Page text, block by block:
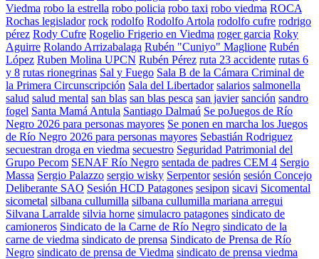
Viedma robo la estrella robo policia robo taxi robo viedma ROCA
Rochas legislador rock rodolfo Rodolfo Artola rodolfo cufre rodrigo
pérez Rody Cufre Rogelio Frigerio en Viedma roger garcia Roky
Aguirre Rolando Arrizabalaga Rubén "Cuniyo" Maglione Rubén
López Ruben Molina UPCN Rubén Pérez ruta 23 accidente rutas 6
y 8 rutas rionegrinas Sal y Fuego Sala B de la Cámara Criminal de
la Primera Circunscripción Sala del Libertador salarios salmonella
salud salud mental san blas san blas pesca san javier sanción sandro
fogel Santa Mamá Antula Santiago Dalmaú Se poJuegos de Río
Negro 2026 para personas mayores Se ponen en marcha los Juegos
de Río Negro 2026 para personas mayores Sebastián Rodriguez
secuestran droga en viedma secuestro Seguridad Patrimonial del
Grupo Pecom SENAF Río Negro sentada de padres CEM 4 Sergio
Massa Sergio Palazzo sergio wisky Serpentor sesión sesión Concejo
Deliberante SAO Sesión HCD Patagones sesipon sicavi Sicomental
sicometal silbana cullumilla silbana cullumilla mariana arregui
Silvana Larralde silvia horne simulacro patagones sindicato de
camioneros Sindicato de la Carne de Río Negro sindicato de la
carne de viedma sindicato de prensa Sindicato de Prensa de Río
Negro sindicato de prensa de Viedma sindicato de prensa viedma